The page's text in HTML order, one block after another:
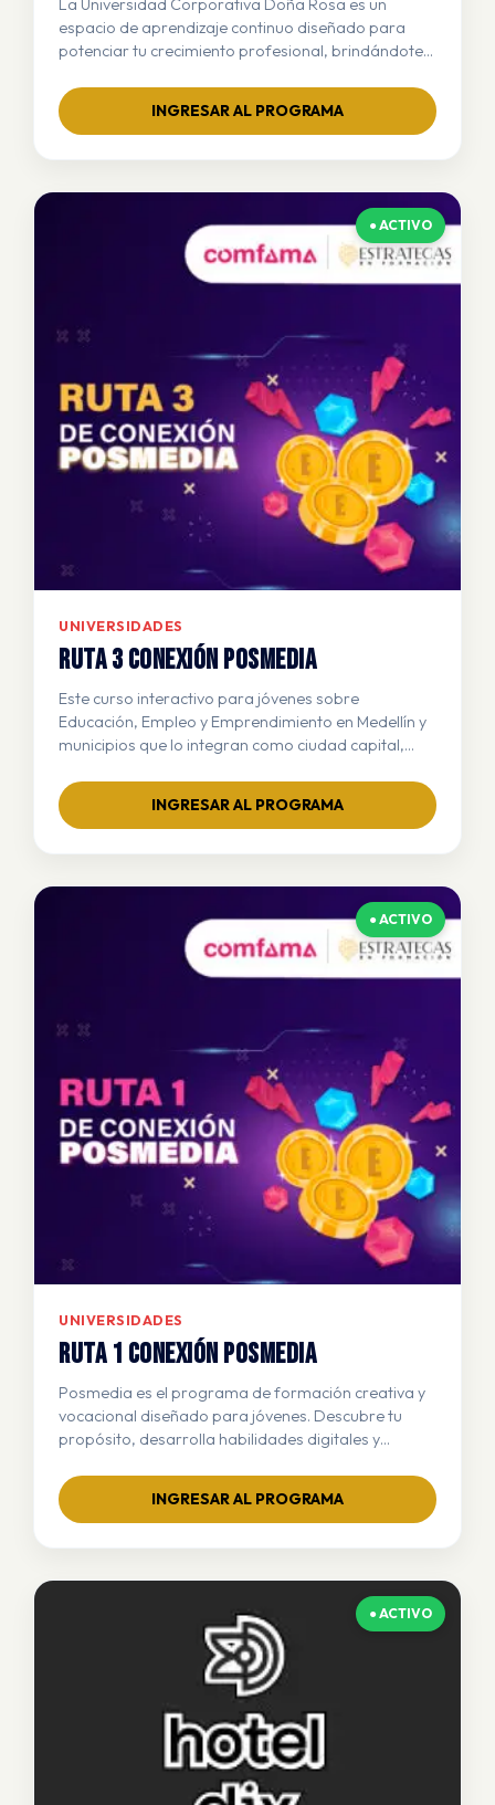
La Universidad Corporativa Doña Rosa es un
espacio de aprendizaje continuo diseñado para
potenciar tu crecimiento profesional, brindándote
servicio extraordinario, fortalecer el trabajo en
equipo y alcanzar resultados excepcionales juntos.
INGRESAR AL PROGRAMA
● ACTIVO
UNIVERSIDADES
RUTA 3 CONEXIÓN POSMEDIA
Este curso interactivo para jóvenes sobre
Educación, Empleo y Emprendimiento en Medellín y
municipios que lo integran como ciudad capital,
su proyecto de vida, brindándoles información
clara sobre oportunidades de estudio, trabajo y
INGRESAR AL PROGRAMA
● ACTIVO
UNIVERSIDADES
RUTA 1 CONEXIÓN POSMEDIA
Posmedia es el programa de formación creativa y
vocacional diseñado para jóvenes. Descubre tu
propósito, desarrolla habilidades digitales y
impulsarán tu futuro profesional.
INGRESAR AL PROGRAMA
● ACTIVO